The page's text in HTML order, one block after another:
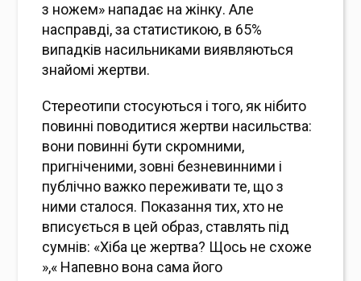
з ножем» нападає на жінку. Але
насправді, за статистикою, в 65%
випадків насильниками виявляються
знайомі жертви.
Стереотипи стосуються і того, як нібито
повинні поводитися жертви насильства:
вони повинні бути скромними,
пригніченими, зовні безневинними і
публічно важко переживати те, що з
ними сталося. Показання тих, хто не
вписується в цей образ, ставлять під
сумнів: «Хіба це жертва? Щось не схоже
»,« Напевно вона сама його